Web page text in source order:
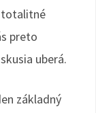
totalitné
preto
uberá.
základný